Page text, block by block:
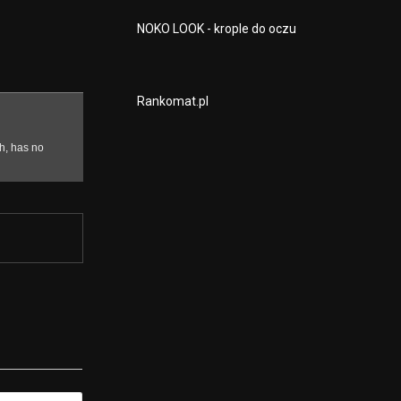
NOKO LOOK - krople do oczu
Rankomat.pl